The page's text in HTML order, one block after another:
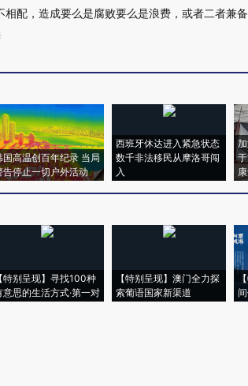
配，造成要么是腐败要么是浪费，或者二者兼备
国高温创百年纪录 当局
告停止一切户外活动
西班牙休达进入紧急状态
数千非法移民从摩洛哥闯
入
【特别呈现】寻找100种
意思的生活方式·第一对
【特别呈现】澳门全力探
索葡语国家新渠道